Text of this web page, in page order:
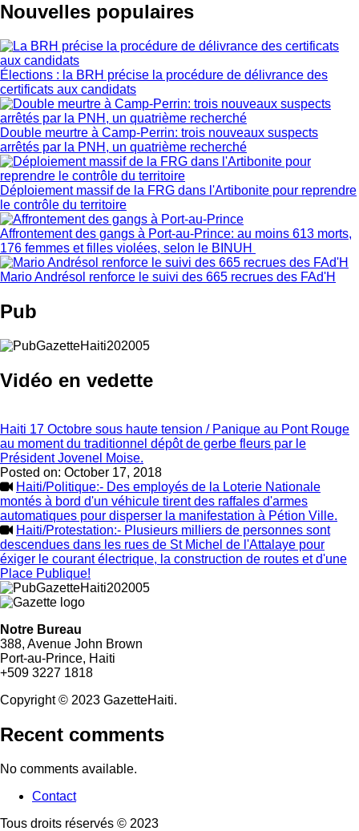
Nouvelles populaires
Élections : la BRH précise la procédure de délivrance des
certificats aux candidats
Double meurtre à Camp-Perrin: trois nouveaux suspects
arrêtés par la PNH, un quatrième recherché
Déploiement massif de la FRG dans l'Artibonite pour reprendre
le contrôle du territoire
Affrontement des gangs à Port-au-Prince: au moins 613 morts,
176 femmes et filles violées, selon le BINUH
Mario Andrésol renforce le suivi des 665 recrues des FAd'H
Pub
Vidéo en vedette
Haiti 17 Octobre sous haute tension / Panique au Pont Rouge
au moment du traditionnel dépôt de gerbe fleurs par le
Président Jovenel Moise.
Posted on: October 17, 2018
Haiti/Politique:- Des employés de la Loterie Nationale
montés à bord d'un véhicule tirent des raffales d'armes
automatiques pour disperser la manifestation à Pétion Ville.
Haiti/Protestation:- Plusieurs milliers de personnes sont
descendues dans les rues de St Michel de l'Attalaye pour
éxiger le courant électrique, la construction de routes et d'une
Place Publique!
Notre Bureau
388, Avenue John Brown
Port-au-Prince, Haiti
+509 3227 1818
Copyright © 2023 GazetteHaiti.
Recent comments
No comments available.
Footer
Contact
Tous droits réservés © 2023